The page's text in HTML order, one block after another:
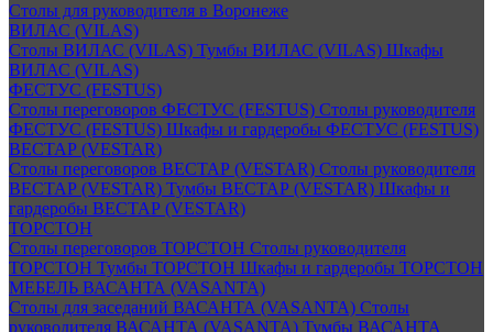
Столы для руководителя в Воронеже
ВИЛАС (VILAS)
Столы ВИЛАС (VILAS) Тумбы ВИЛАС (VILAS) Шкафы
ВИЛАС (VILAS)
ФЕСТУС (FESTUS)
Столы переговоров ФЕСТУС (FESTUS) Столы руководителя
ФЕСТУС (FESTUS) Шкафы и гардеробы ФЕСТУС (FESTUS)
ВЕСТАР (VESTAR)
Столы переговоров ВЕСТАР (VESTAR) Столы руководителя
ВЕСТАР (VESTAR) Тумбы ВЕСТАР (VESTAR) Шкафы и
гардеробы ВЕСТАР (VESTAR)
ТОРСТОН
Столы переговоров ТОРСТОН Столы руководителя
ТОРСТОН Тумбы ТОРСТОН Шкафы и гардеробы ТОРСТОН
МЕБЕЛЬ ВАСАНТА (VASANTA)
Столы для заседаний ВАСАНТА (VASANTA) Столы
руководителя ВАСАНТА (VASANTA) Тумбы ВАСАНТА